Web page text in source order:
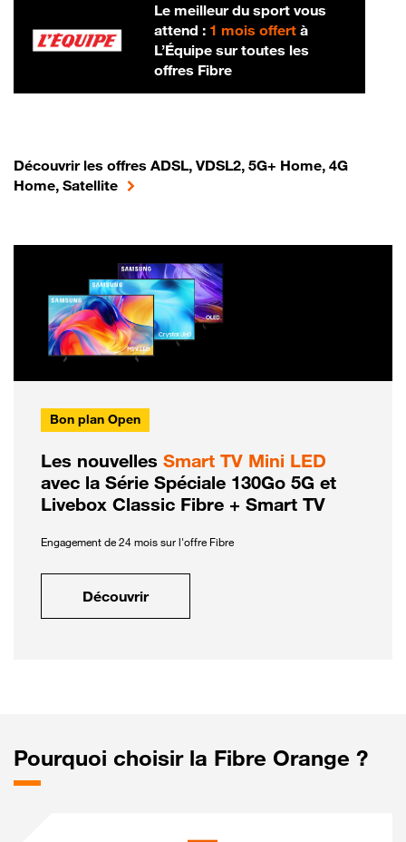
Le meilleur du sport vous
attend : 1 mois offertà
L’Équipe sur toutes les
offres Fibre
Découvrir les offres ADSL, VDSL2, 5G+ Home, 4G
Home, Satellite
Bon plan Open
Les nouvelles Smart TV Mini LED
avec la Série Spéciale 130Go 5G et
Livebox Classic Fibre + Smart TV
Engagement de 24 mois sur l'offre Fibre
Découvrir
Pourquoi choisir la Fibre Orange ?